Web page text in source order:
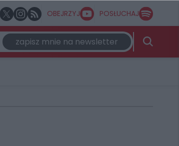
OBEJRZYJ POSŁUCHAJ
zapisz mnie na newsletter